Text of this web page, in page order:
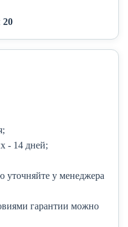
20
- 14 дней;
у менеджера
гарантии можно